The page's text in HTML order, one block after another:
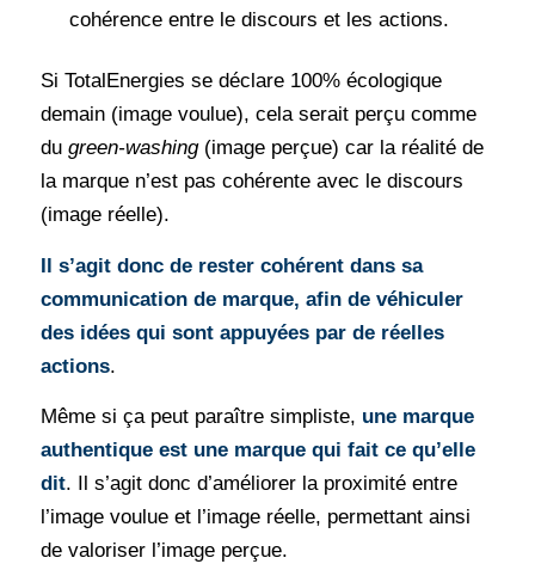
cohérence entre le discours et les actions.
Si TotalEnergies se déclare 100% écologique
demain (image voulue), cela serait perçu comme
du green-washing(image perçue) car la réalité de
la marque n’est pas cohérente avec le discours
(image réelle).
Il s’agit donc de rester cohérent dans sa
communication de marque, afin de véhiculer
des idées qui sont appuyées par de réelles
actions.
Même si ça peut paraître simpliste, une marque
authentique est une marque qui fait ce qu’elle
dit. Il s’agit donc d’améliorer la proximité entre
l’image voulue et l’image réelle, permettant ainsi
de valoriser l’image perçue.